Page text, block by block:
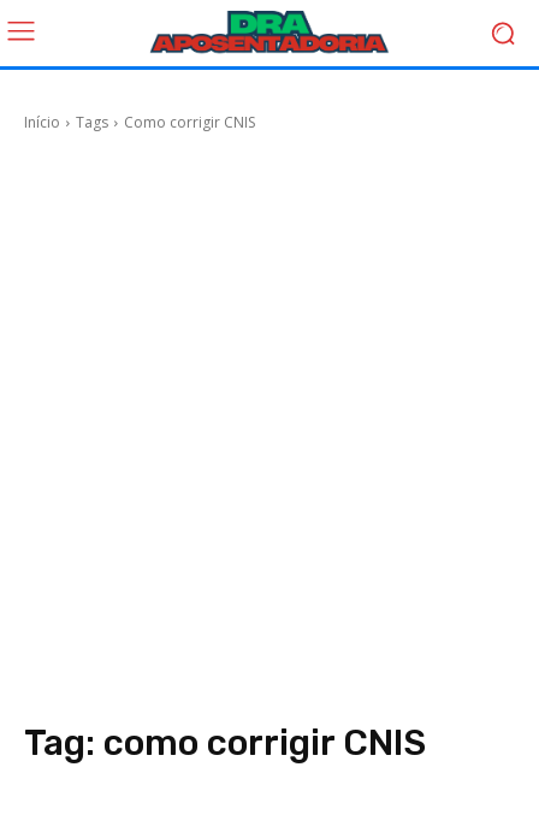
Início Tags Como corrigir CNIS
Tag: como corrigir CNIS